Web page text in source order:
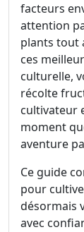
facteurs
attention
plants tout
ces
culturelle,
récolte
cultivateur
moment
aventure
Ce guide
pour
désormais
avec